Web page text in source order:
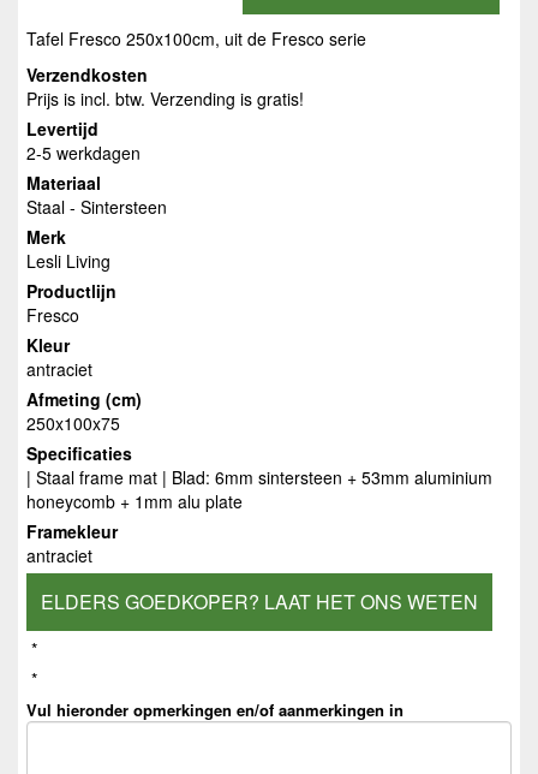
Tafel Fresco 250x100cm, uit de Fresco serie
Verzendkosten
Prijs is incl. btw. Verzending is gratis!
Levertijd
2-5 werkdagen
Materiaal
Staal - Sintersteen
Merk
Lesli Living
Productlijn
Fresco
Kleur
antraciet
Afmeting (cm)
250x100x75
Specificaties
| Staal frame mat | Blad: 6mm sintersteen + 53mm aluminium
honeycomb + 1mm alu plate
Framekleur
antraciet
ELDERS GOEDKOPER? LAAT HET ONS WETEN
*
*
Vul hieronder opmerkingen en/of aanmerkingen in